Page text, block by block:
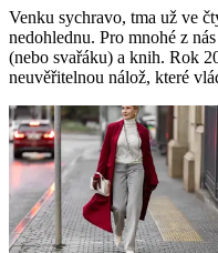
Venku sychravo, tma už ve
nedohlednu. Pro mnohé z
(nebo svařáku) a knih. Rok
neuvěřitelnou nálož, které